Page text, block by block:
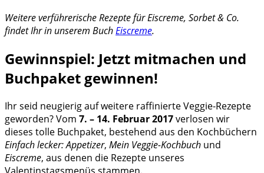
Weitere verführerische Rezepte für Eiscreme, Sorbet & Co.
findet Ihr in unserem BuchEiscreme.
Gewinnspiel: Jetzt mitmachen und
Buchpaket gewinnen!
Ihr seid neugierig auf weitere raffinierte Veggie-Rezepte
geworden? Vom 7. – 14. Februar 2017verlosen wir
dieses tolle Buchpaket, bestehend aus den Kochbüchern
Einfach lecker: Appetizer, Mein Veggie-Kochbuch und
Eiscreme, aus denen die Rezepte unseres